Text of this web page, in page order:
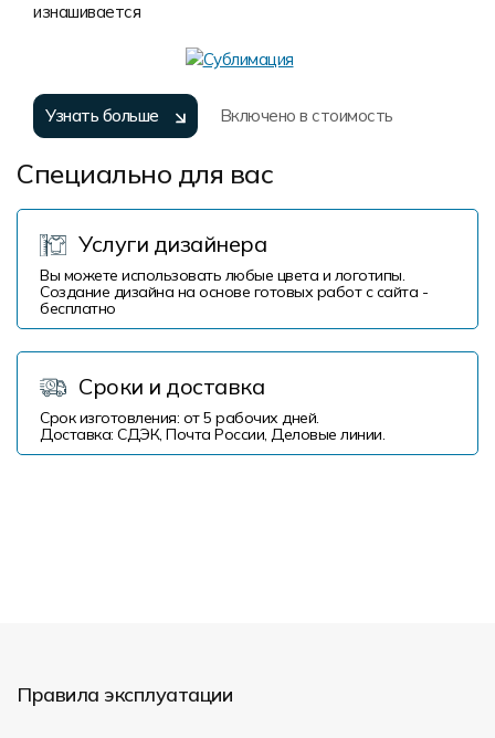
изнашивается
Узнать больше Включено в стоимость
Специально для вас
Услуги дизайнера
Вы можете использовать любые цвета и логотипы.
Создание дизайна на основе готовых работ с сайта -
бесплатно
Сроки и доставка
Срок изготовления: от 5 рабочих дней.
Доставка: СДЭК, Почта России, Деловые линии.
Правила эксплуатации